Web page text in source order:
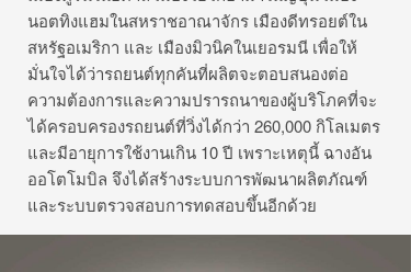
นอตทิงแฮมในสหราชอาณาจักร เมืองดีทรอยต์ใน
สหรัฐอเมริกา และ เมืองมิวนิคในเยอรมนี เพื่อให้
มั่นใจได้ว่ารถยนต์ทุกคันที่ผลิตจะตอบสนองต่อ
ความต้องการและความปรารถนาของผู้บริโภคที่จะ
ได้ครอบครองรถยนต์ที่วิ่งได้กว่า 260,000 กิโลเมตร
และมีอายุการใช้งานเกิน 10 ปี เพราะเหตุนี้ ฉางอัน
ออโตโมบิล จึงได้สร้างระบบการพัฒนาผลิตภัณฑ์
และระบบตรวจสอบการทดสอบขึ้นอีกด้วย